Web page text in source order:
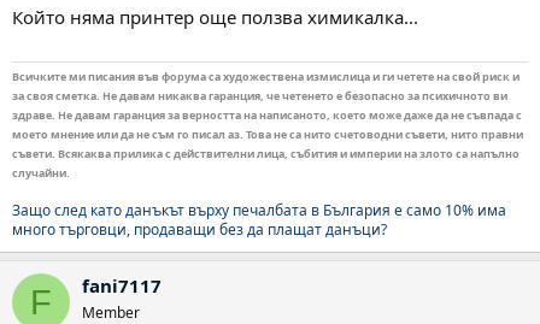
Който няма принтер още ползва химикалка...
Всичките ми писания във форума са художествена измислица и ги четете на свой риск и
за своя сметка. Не давам никаква гаранция, че четенето е безопасно за психичното ви
здраве. Не давам гаранция за верността на написаното, което може даже да не съвпада с
моето мнение или да не съм го писал аз. Това не са нито счетоводни съвети, нито правни
съвети. Всякаква прилика с действителни лица, събития и империи на злото са напълно
случайни.
Защо след като данъкът върху печалбата в България е само 10% има
много търговци, продаващи без да плащат данъци?
F fani7117
Member